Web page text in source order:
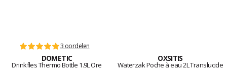
3 oordelen
DOMETIC
Drinkfles Thermo Bottle 1.9L Ore
OXSITIS
Waterzak Poche à eau 2L Translucide